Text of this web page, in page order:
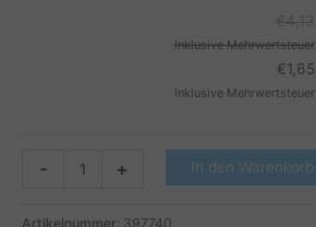
IRONFIST
Inklusive Mehrwertsteuer
€1,65
Inklusive Mehrwertsteuer
- + In den Warenkorb
Artikelnummer: 397740